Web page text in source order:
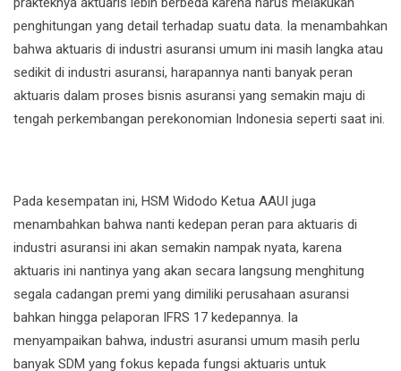
penghitungan yang detail terhadap suatu data. Ia menambahkan
bahwa aktuaris di industri asuransi umum ini masih langka atau
sedikit di industri asuransi, harapannya nanti banyak peran
aktuaris dalam proses bisnis asuransi yang semakin maju di
tengah perkembangan perekonomian Indonesia seperti saat ini.
Pada kesempatan ini, HSM Widodo Ketua AAUI juga
menambahkan bahwa nanti kedepan peran para aktuaris di
industri asuransi ini akan semakin nampak nyata, karena
aktuaris ini nantinya yang akan secara langsung menghitung
segala cadangan premi yang dimiliki perusahaan asuransi
bahkan hingga pelaporan IFRS 17 kedepannya. Ia
menyampaikan bahwa, industri asuransi umum masih perlu
banyak SDM yang fokus kepada fungsi aktuaris untuk